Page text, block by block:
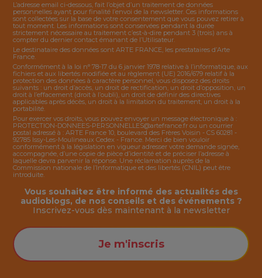
L’adresse email ci-dessous, fait l’objet d’un traitement de données
personnelles ayant pour finalité l’envoi de la newsletter. Ces informations
sont collectées sur la base de votre consentement que vous pouvez retirer à
tout moment. Les informations sont conservées pendant la durée
strictement nécessaire au traitement c’est-à-dire pendant 3 (trois) ans à
compter du dernier contact émanant de l’Utilisateur.
Le destinataire des données sont ARTE FRANCE, les prestataires d’Arte
France.
Conformément à la loi n° 78-17 du 6 janvier 1978 relative à l’informatique, aux
fichiers et aux libertés modifiée et au règlement (UE) 2016/679 relatif à la
protection des données à caractère personnel, vous disposez des droits
suivants : un droit d’accès, un droit de rectification, un droit d’opposition, un
droit à l’effacement (droit à l’oubli), un droit de définir des directives
applicables après décès, un droit à la limitation du traitement, un droit à la
portabilité.
Pour exercer vos droits, vous pouvez envoyer un message électronique à :
PROTECTION-DONNEES-PERSONNELLES@artefrance.fr ou un courrier
postal adressé à : ARTE France 10, boulevard des Frères Voisin - CS 60281 -
92785 Issy-Les-Moulineaux Cedex - France. Merci de bien vouloir
conformément à la législation en vigueur adresser votre demande signée,
accompagnée, d’une copie de pièce d’identité et de préciser l’adresse à
laquelle devra parvenir la réponse. Une réclamation auprès de la
Commission nationale de l’Informatique et des libertés (CNIL) peut être
introduite.
Vous souhaitez être informé des actualités des
audioblogs, de nos conseils et des événements ?
Inscrivez-vous dès maintenant à la newsletter
Je m'inscris